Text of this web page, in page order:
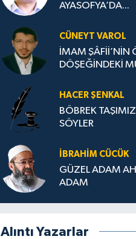
AYASOFYA’DA...
CÜNEYT VAROL
İMAM ŞÂFİİ’NİN
DÖŞEĞİNDEKİ
HACER ŞENKAL
BÖBREK
SÖYLER
İBRAHIM CÜCÜK
GÜZEL ADAM
ADAM
Alıntı Yazarlar